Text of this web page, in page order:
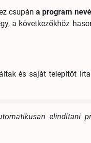
csupána program
a következőkhöz
és saját telepítőt
elindítani